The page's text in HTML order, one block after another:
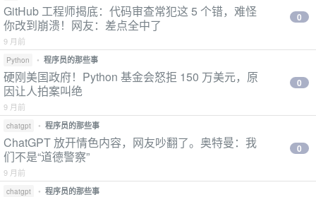
GitHub 工程师揭底：代码审查常犯这 5 个错，难怪
你改到崩溃！网友：差点全中了
9 月前
0
Python • 程序员的那些事
硬刚美国政府！Python 基金会怒拒 150 万美元，原
因让人拍案叫绝
9 月前
0
chatgpt • 程序员的那些事
ChatGPT 放开情色内容，网友吵翻了。奥特曼：我
们不是“道德警察”
9 月前
0
chatgpt • 程序员的那些事